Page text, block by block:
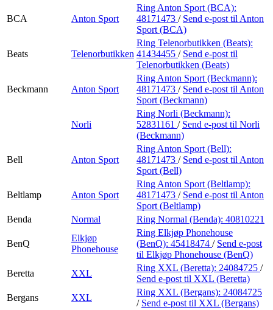
BCA Anton Sport
Ring Anton Sport (BCA):
48171473 / Send e-post til Anton
Sport (BCA)
Beats Telenorbutikken
Ring Telenorbutikken (Beats):
41434455 / Send e-post til
Telenorbutikken (Beats)
Beckmann Anton Sport
Ring Anton Sport (Beckmann):
48171473 / Send e-post til Anton
Sport (Beckmann)
Norli
Ring Norli (Beckmann):
52831161 / Send e-post til Norli
(Beckmann)
Bell Anton Sport
Ring Anton Sport (Bell):
48171473 / Send e-post til Anton
Sport (Bell)
Beltlamp Anton Sport
Ring Anton Sport (Beltlamp):
48171473 / Send e-post til Anton
Sport (Beltlamp)
Benda
Normal Ring Normal (Benda): 40810221
BenQ
Elkjøp
Phonehouse
Ring Elkjøp Phonehouse
(BenQ): 45418474 / Send e-post
til Elkjøp Phonehouse (BenQ)
Beretta
XXL
Ring XXL (Beretta): 24084725 /
Send e-post til XXL (Beretta)
Bergans
XXL
Ring XXL (Bergans): 24084725
/ Send e-post til XXL (Bergans)